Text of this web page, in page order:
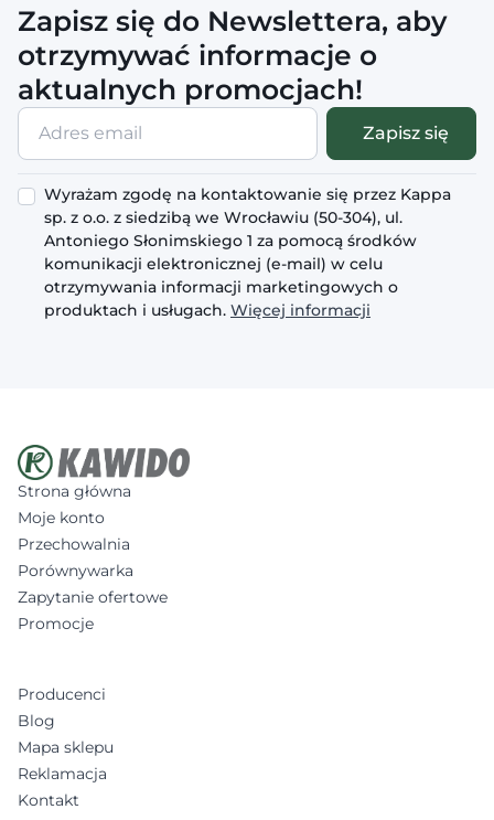
Zapisz się do Newslettera, aby
otrzymywać informacje o
aktualnych promocjach!
Adres
email
Zapisz się
Wyrażam zgodę na kontaktowanie się przez Kappa
sp. z o.o. z siedzibą we Wrocławiu (50-304), ul.
Antoniego Słonimskiego 1 za pomocą środków
komunikacji elektronicznej (e-mail) w celu
otrzymywania informacji marketingowych o
produktach i usługach. Więcej informacji
Strona główna
Moje konto
Przechowalnia
Porównywarka
Zapytanie ofertowe
Promocje
Producenci
Blog
Mapa sklepu
Reklamacja
Kontakt